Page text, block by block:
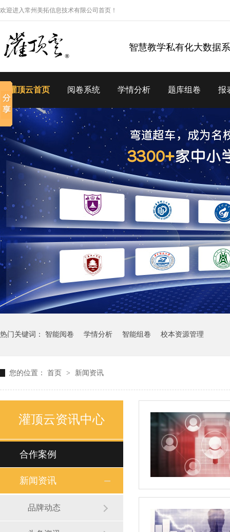
欢迎进入常州美拓信息技术有限公司首页！
智慧教学私有化大数据
灌顶云首页 阅卷系统 学情分析 题库组卷 报
热门关键词： 智能阅卷 学情分析 智能组卷 校本资源管理
您的位置： 首页 > 新闻资讯
灌顶云资讯中心
合作案例
新闻资讯
品牌动态